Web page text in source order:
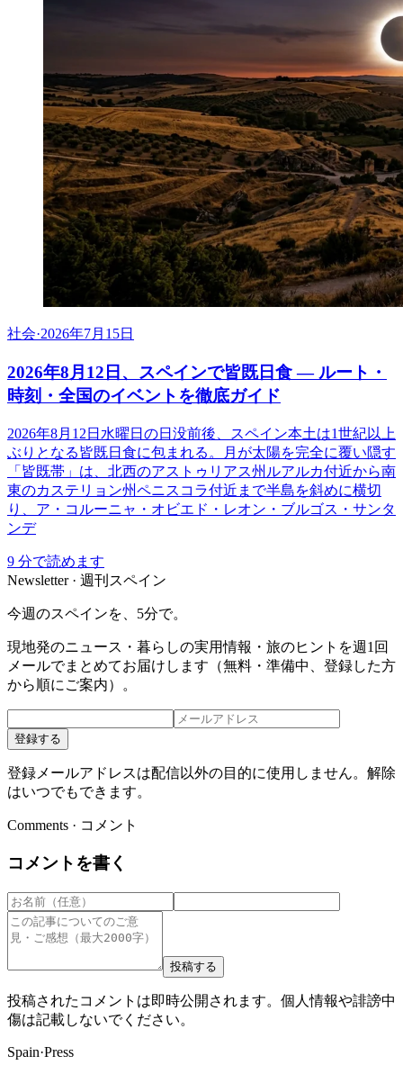
社会·2026年7月15日
2026年8月12日、スペインで皆既日食 ― ルート・
時刻・全国のイベントを徹底ガイド
2026年8月12日水曜日の日没前後、スペイン本土は1世紀以上
ぶりとなる皆既日食に包まれる。月が太陽を完全に覆い隠す
「皆既帯」は、北西のアストゥリアス州ルアルカ付近から南
東のカステリョン州ペニスコラ付近まで半島を斜めに横切
り、ア・コルーニャ・オビエド・レオン・ブルゴス・サンタ
ンデ
9 分で読めます
Newsletter · 週刊スペイン
今週のスペインを、5分で。
現地発のニュース・暮らしの実用情報・旅のヒントを週1回
メールでまとめてお届けします（無料・準備中、登録した方
から順にご案内）。
登録する
登録メールアドレスは配信以外の目的に使用しません。解除
はいつでもできます。
Comments · コメント
コメントを書く
投稿する
投稿されたコメントは即時公開されます。個人情報や誹謗中
傷は記載しないでください。
Spain·Press